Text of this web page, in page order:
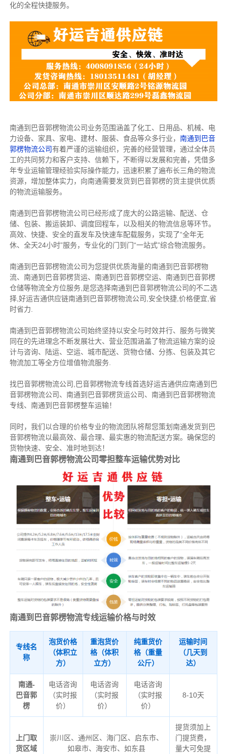
化的全程快捷服务。
南通到巴音郭楞物流公司业务范围涵盖了化工、日用品、机械、电
力设备、家具、家电、建材、服装、食品等众多行业， 南通到巴音
郭楞物流公司有着严谨的运输组织，完善的经营管理，通过全体员
工的共同努力和客户支持、信赖下，不断得以发展和完善，凭借多
年专业运输管理经验实际操作能力，迅速积累了遍布长三角的物流
资源，增加整体实力，向南通需要发货到巴音郭楞的货主提供优质
的物流运输服务。
南通到巴音郭楞物流公司已经形成了庞大的公路运输、配送、仓
储、包装、搬运装卸、调度回程车，以及相关的物流信息等环节。
高效、快捷、安全的直发车及快速车配载服务，实现了“全年无
休、全天24小时”服务，专业化的门到门“一站式”综合物流服务。
南通到巴音郭楞物流公司为您提供优质海量的南通到巴音郭楞物
流、南通到巴音郭楞货运、南通到巴音郭楞空运、南通到巴音郭楞
仓储等物流全方位服务,是您选择南通到巴音郭楞物流公司的不二选
择,好运吉通供应链南通到巴音郭楞物流公司,安全快捷,价格便宜,省
时省力.
南通到巴音郭楞物流公司始终坚持以安全与时效并行、服务与微笑
同在的先进理念不断发展壮大、营业范围涵盖了物流运输方案的设
计与咨询、陆运、空运、城市配送、货物仓储、分拣、包装及其它
物流加工等全方位增值物流服务.
找巴音郭楞物流公司,巴音郭楞物流专线首选好运吉通供应南通到巴
音郭楞物流公司、南通到巴音郭楞货运公司、南通到巴音郭楞物流
专线、南通到巴音郭楞整车运输！
同时，我们以合理的价格专业的物流团队将帮您策划南通发货到巴
音郭楞物流以最高效、最合理、最实惠的物流配送方案。确保您的
货物快速、安全、准时地到达！
南通到巴音郭楞物流公司零担整车运输优势对比
南通到巴音郭楞物流专线运输价格与时效
专线名
称
泡货价格
（体积立
方）
重泡货价
格（体积
立方）
纯重货价
格（重量
公斤）
运输时间
（几天到
达）
南通-
巴音郭
楞
电话咨询
（实时报
价）
电话咨询
（实时报
价）
电话咨询
（实时报
价）
8-10天
上门取
货区域
崇川区、通州区、海门区、启东市、
如皋市、海安市、如东县
提货须加上
门提货费，
量大可免提